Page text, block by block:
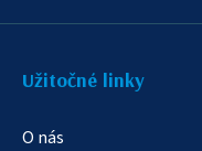
Užitočné linky
O nás